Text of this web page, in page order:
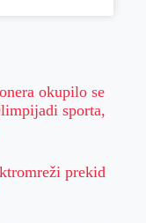
okupilo se
sporta,
prekid